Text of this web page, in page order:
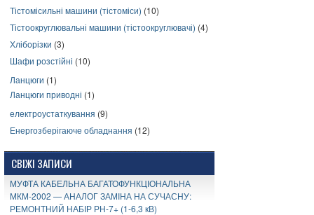
Тістомісильні машини (тістоміси) (10)
Тістоокруглювальні машини (тістоокруглювачі) (4)
Хліборізки (3)
Шафи розстійні (10)
Ланцюги (1)
Ланцюги приводні (1)
електроустаткування (9)
Енергозберігаюче обладнання (12)
СВІЖІ ЗАПИСИ
МУФТА КАБЕЛЬНА БАГАТОФУНКЦІОНАЛЬНА
МКМ-2002 — АНАЛОГ ЗАМІНА НА СУЧАСНУ:
РЕМОНТНИЙ НАБІР РН-7+ (1-6,3 кВ)